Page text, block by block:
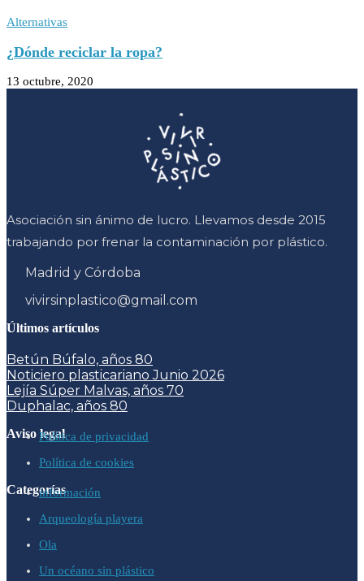
Alternativas
¿Dónde reciclar la ropa?
13 octubre, 2020
Asociación sin ánimo de lucro. Llevamos desde 2015
trabajando por frenar la contaminación por plástico.
Madrid y Córdoba
vivirsinplastico@gmail.com
Últimos artículos
Betún Búfalo, años 80
Noticiero plasticariano Junio 2026
Lejía Súper Malvas, años 70
Duphalac, años 80
Aviso legalPolítica de privacidad
Política de cookies
Categoríasinformación
Arqueología playera
Ola
Un océano sin plástico